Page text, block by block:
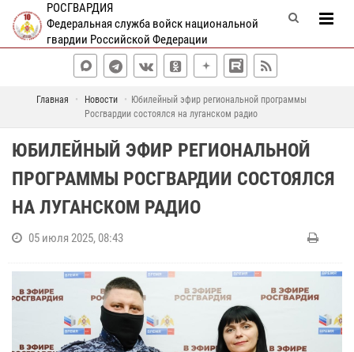
РОСГВАРДИЯ
Федеральная служба войск национальной
гвардии Российской Федерации
Главная Новости
Юбилейный эфир региональной программы
Росгвардии состоялся на луганском радио
ЮБИЛЕЙНЫЙ ЭФИР РЕГИОНАЛЬНОЙ
ПРОГРАММЫ РОСГВАРДИИ СОСТОЯЛСЯ
НА ЛУГАНСКОМ РАДИО
05 июля 2025, 08:43